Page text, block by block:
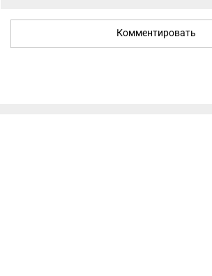
Комментировать